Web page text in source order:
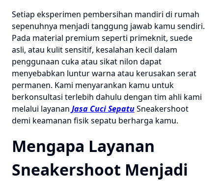
Setiap eksperimen pembersihan mandiri di rumah
sepenuhnya menjadi tanggung jawab kamu sendiri.
Pada material premium seperti primeknit, suede
asli, atau kulit sensitif, kesalahan kecil dalam
penggunaan cuka atau sikat nilon dapat
menyebabkan luntur warna atau kerusakan serat
permanen. Kami menyarankan kamu untuk
berkonsultasi terlebih dahulu dengan tim ahli kami
melalui layanan Jasa Cuci SepatuSneakershoot
demi keamanan fisik sepatu berharga kamu.
Mengapa Layanan
Sneakershoot Menjadi